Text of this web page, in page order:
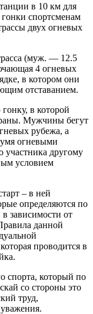
в 10 км для
спортсменам
двух огневых
(муж. — 12.5
4 огневых
в котором они
отставанием.
в которой
Мужчины бегут
рубежа, а
огневыми
участника другому
условием
– в ней
определяются по
зависимости от
данной
проводится в
спорта, который по
со стороны это
труд,